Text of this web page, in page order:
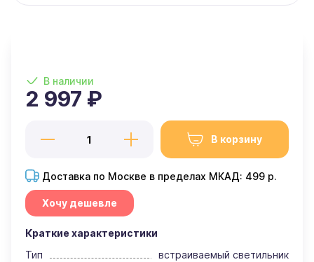
В наличии
2 997 ₽
В корзину
Доставка по Москве в пределах МКАД: 499 р.
Хочу дешевле
Краткие характеристики
Тип
встраиваемый светильник